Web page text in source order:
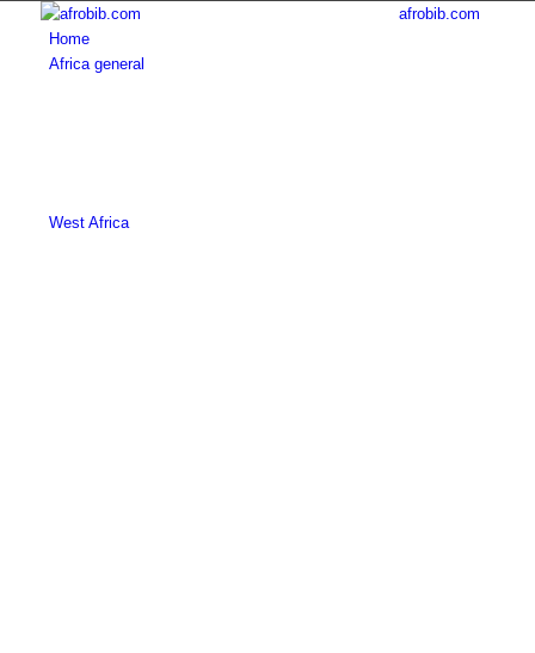
afrobib.com
Home
Africa general
West Africa